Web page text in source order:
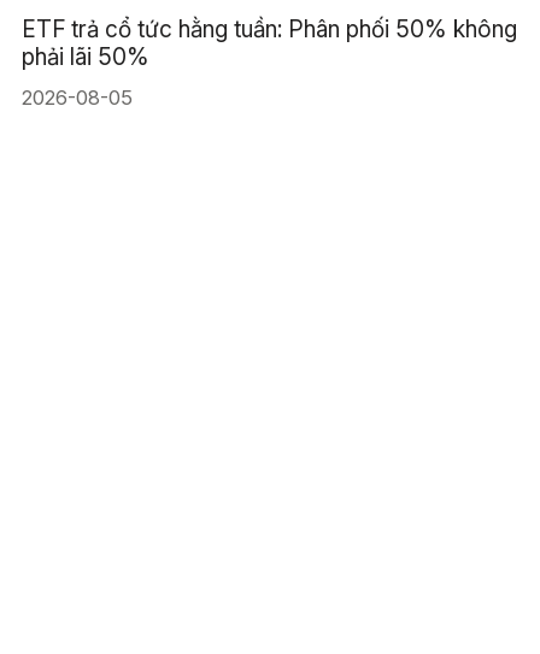
ETF trả cổ tức hằng tuần: Phân phối 50% không
phải lãi 50%
2026-08-05